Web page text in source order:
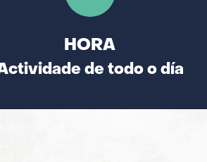
HORA
de todo o día